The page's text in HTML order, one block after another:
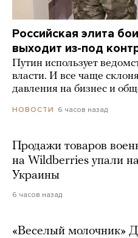
Российская элита
выходит из-под
Путин использует
власти. И все чаще
давления на бизнес и
НОВОСТИ 6 часов назад
Продажи товаров
на Wildberries упали
Украины
6 часов назад
«Веселый молочник»